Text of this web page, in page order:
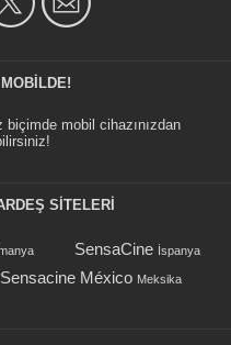
mobil cihazınızdan
SİTELERİ
SensaCine İspanya
Sensacine México Meksika